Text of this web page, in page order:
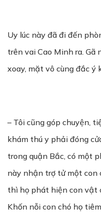
Uy lúc này đã đi đến
trên vai Cao Minh ra. Gã
xoay, mặt vô cùng đắc ý
– Tôi cũng góp chuyện,
khám thú y phải đóng
trong quận Bắc, có một
này nhận trợ tử một con
thì họ phát hiện con vật
Khốn nỗi con chó họ